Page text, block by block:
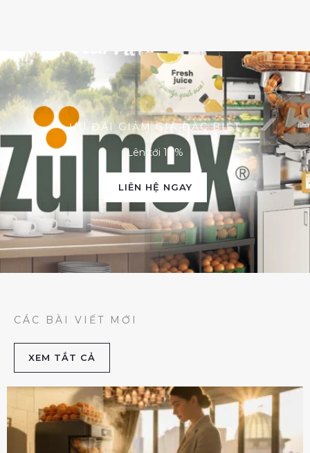
ƯU ĐÃI GIẢM GIÁ ĐẶC BIỆT
Lên tới 10%
LIÊN HỆ NGAY
CÁC BÀI VIẾT MỚI
XEM TẮT CẢ